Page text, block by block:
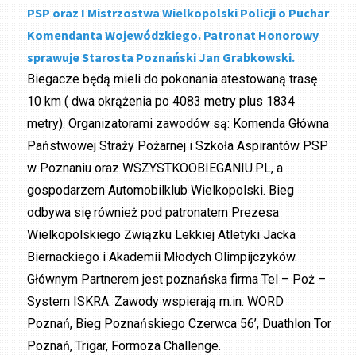
PSP oraz I Mistrzostwa Wielkopolski Policji o Puchar
Komendanta Wojewódzkiego. Patronat Honorowy
sprawuje Starosta Poznański Jan Grabkowski.
Biegacze będą mieli do pokonania atestowaną trasę
10 km ( dwa okrążenia po 4083 metry plus 1834
metry). Organizatorami zawodów są: Komenda Główna
Państwowej Straży Pożarnej i Szkoła Aspirantów PSP
w Poznaniu oraz WSZYSTKOOBIEGANIU.PL, a
gospodarzem Automobilklub Wielkopolski. Bieg
odbywa się również pod patronatem Prezesa
Wielkopolskiego Związku Lekkiej Atletyki Jacka
Biernackiego i Akademii Młodych Olimpijczyków.
Głównym Partnerem jest poznańska firma Tel – Poż –
System ISKRA. Zawody wspierają m.in. WORD
Poznań, Bieg Poznańskiego Czerwca 56’, Duathlon Tor
Poznań, Trigar, Formoza Challenge.